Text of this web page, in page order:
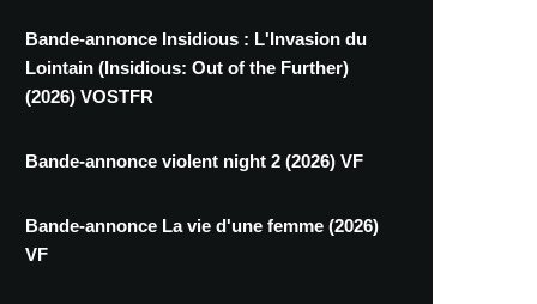
Bande-annonce Insidious : L'Invasion du
Lointain (Insidious: Out of the Further)
(2026) VOSTFR
Bande-annonce violent night 2 (2026) VF
Bande-annonce La vie d'une femme (2026)
VF